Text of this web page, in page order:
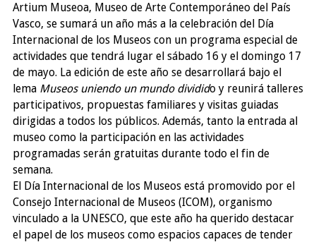
Artium Museoa, Museo de Arte Contemporáneo del País
Vasco, se sumará un año más a la celebración del Día
Internacional de los Museos con un programa especial de
actividades que tendrá lugar el sábado 16 y el domingo 17
de mayo. La edición de este año se desarrollará bajo el
lema Museos uniendo un mundo dividido y reunirá talleres
participativos, propuestas familiares y visitas guiadas
dirigidas a todos los públicos. Además, tanto la entrada al
museo como la participación en las actividades
programadas serán gratuitas durante todo el fin de
semana.
El Día Internacional de los Museos está promovido por el
Consejo Internacional de Museos (ICOM), organismo
vinculado a la UNESCO, que este año ha querido destacar
el papel de los museos como espacios capaces de tender